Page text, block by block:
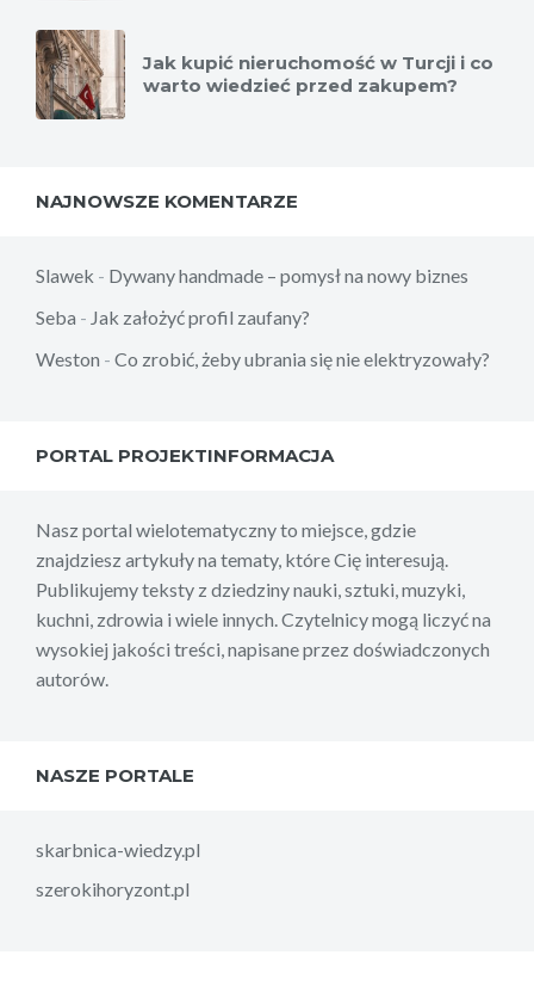
Jak kupić nieruchomość w Turcji i co
warto wiedzieć przed zakupem?
NAJNOWSZE KOMENTARZE
Slawek - Dywany handmade – pomysł na nowy biznes
Seba - Jak założyć profil zaufany?
Weston - Co zrobić, żeby ubrania się nie elektryzowały?
PORTAL PROJEKTINFORMACJA
Nasz portal wielotematyczny to miejsce, gdzie
znajdziesz artykuły na tematy, które Cię interesują.
Publikujemy teksty z dziedziny nauki, sztuki, muzyki,
kuchni, zdrowia i wiele innych. Czytelnicy mogą liczyć na
wysokiej jakości treści, napisane przez doświadczonych
autorów.
NASZE PORTALE
skarbnica-wiedzy.pl
szerokihoryzont.pl